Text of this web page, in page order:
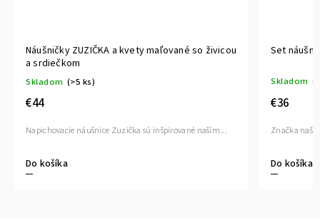
Náušničky ZUZIČKA a kvety maľované so živicou
a srdiečkom
Skladom (>5 ks)
€44
Do košíka
Napichovacie náušnice Zuzička sú inšpirované naším...
Set
Skladom
€36
Do košíka
Značka